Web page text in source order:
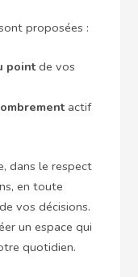
proposées :
pointde vos
actif
dans le respect
en toute
vos décisions.
un espace qui
quotidien.